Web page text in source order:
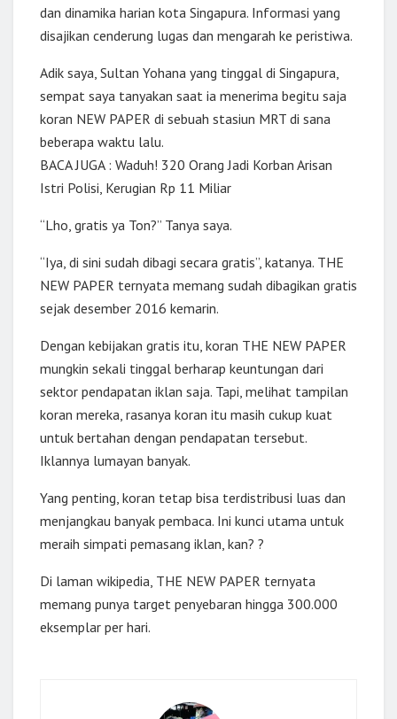
dan dinamika harian kota Singapura. Informasi yang
disajikan cenderung lugas dan mengarah ke peristiwa.
Adik saya, Sultan Yohana yang tinggal di Singapura,
sempat saya tanyakan saat ia menerima begitu saja
koran NEW PAPER di sebuah stasiun MRT di sana
beberapa waktu lalu.
BACA JUGA : Waduh! 320 Orang Jadi Korban Arisan
Istri Polisi, Kerugian Rp 11 Miliar
“Lho, gratis ya Ton?” Tanya saya.
“Iya, di sini sudah dibagi secara gratis”, katanya. THE
NEW PAPER ternyata memang sudah dibagikan gratis
sejak desember 2016 kemarin.
Dengan kebijakan gratis itu, koran THE NEW PAPER
mungkin sekali tinggal berharap keuntungan dari
sektor pendapatan iklan saja. Tapi, melihat tampilan
koran mereka, rasanya koran itu masih cukup kuat
untuk bertahan dengan pendapatan tersebut.
Iklannya lumayan banyak.
Yang penting, koran tetap bisa terdistribusi luas dan
menjangkau banyak pembaca. Ini kunci utama untuk
meraih simpati pemasang iklan, kan? ?
Di laman wikipedia, THE NEW PAPER ternyata
memang punya target penyebaran hingga 300.000
eksemplar per hari.